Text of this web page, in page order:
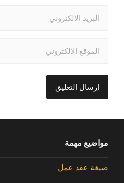
مواضيع مهمة
صيغة عقد عمل